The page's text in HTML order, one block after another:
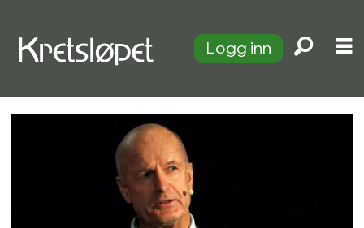
Logg inn